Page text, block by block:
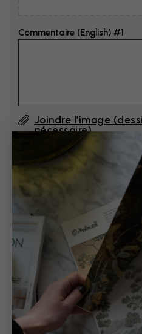
Commentaire (English) #1
Joindre l’image
nécessaire)
En cliquant sur ”Envoyer”,
Conditions d'utilisation de
confirme les avoir lues.